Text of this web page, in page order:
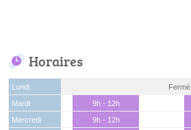
Horaires
Lundi
Fermé
Mardi
9h - 12h
Mercredi
9h - 12h